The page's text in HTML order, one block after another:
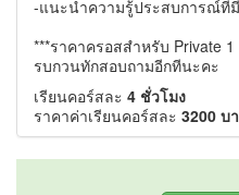
-แนะนำความรู้ประสบการณ์ที่
***ราคาครอสสำหรับ Private
รบกวนทักสอบถามอีกทีนะคะ
เรียนคอร์สละ 4 ชั่วโมง
ราคาค่าเรียนคอร์สละ 3200 บ